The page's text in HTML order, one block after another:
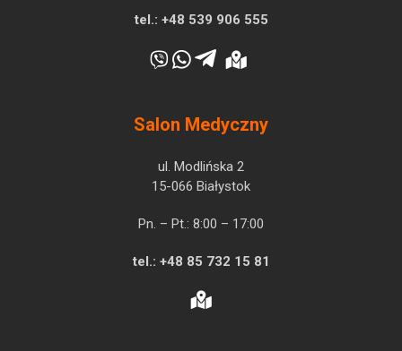
tel.: +48 539 906 555
Salon Medyczny
ul. Modlińska 2
15-066 Białystok
Pn. – Pt.: 8:00 – 17:00
tel.: +48 85 732 15 81